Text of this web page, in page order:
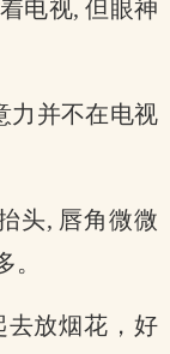
电视, 但眼神
力并不在电视
头, 唇角微微
去放烟花，好